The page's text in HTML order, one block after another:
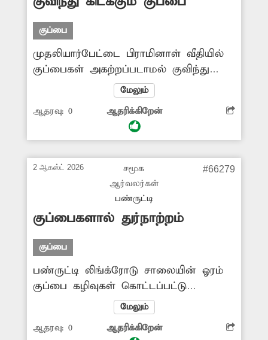
குப்பை
முதலியார்பேட்டை பிராமினாள் வீதியில்
குப்பைகள் அகற்றப்படாமல் குவிந்து
கிடக்கிறது. இதனால் பொதுமக்களுக்கு
தொற்றுநோய் பரவும் அபாயம் உள்ளது.
குப்பைகளை உடனுக்குடன் அகற்ற
நடவடிக்கை எடுக்க வேண்டும்.
மேலும்
ஆதரவு: 0 ஆதரிக்கிறேன்
2 ஆகஸ்ட் 2026
சமூக
ஆர்வலர்கள்
பண்ருட்டி
#66279
குப்பைகளால் துர்நாற்றம்
குப்பை
பண்ருட்டி லிங்க்ரோடு சாலையின் ஓரம்
குப்பை கழிவுகள் கொட்டப்பட்டு
அகற்றப்படாமல் உள்ளது. இதனால்
கடும் துர்நாற்றம் வீசுவதால் அவ்வழியே
செல்லும் வாகன ஓட்டிகள், பொதுமக்கள்,
மேலும்
ஆதரவு: 0 ஆதரிக்கிறேன்